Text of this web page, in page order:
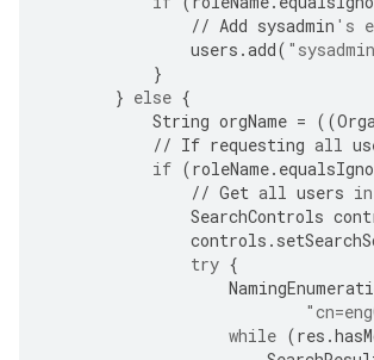
// Add sysadmin 's
users .add(
}
} else {
String orgName = ((
// If requesting all
if (roleName.
// Get all users in
SearchControls
controls .
try {
while (res .